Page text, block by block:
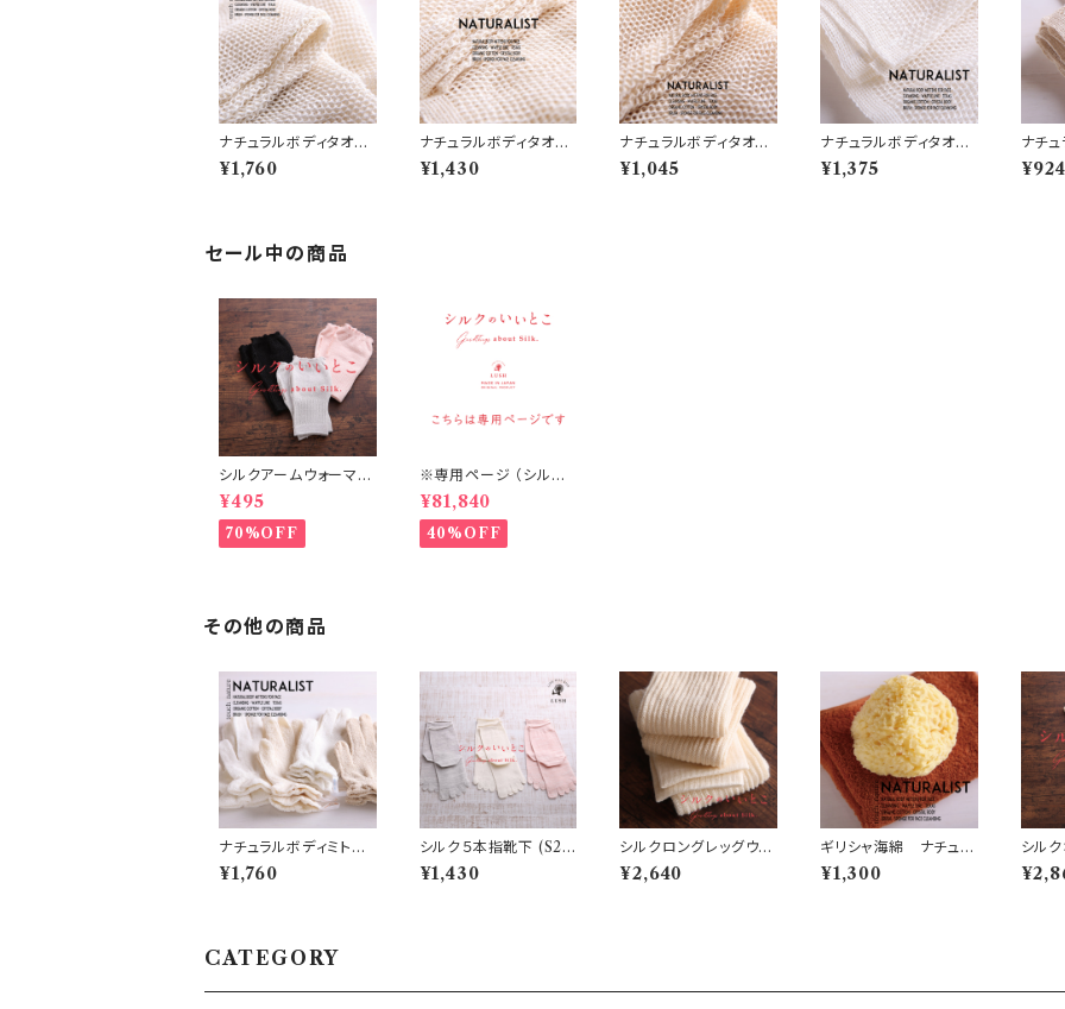
ナチュラルボディタオ
ル 絹 (N1)
¥1,760
ナチュラルボディタオ
ル 絹・綿 (N2)
¥1,430
ナチュラルボディタオ
ル 綿 (N5)
¥1,045
ナチュラルボディタオ
ル 麻 (N3)
¥1,375
ナチ
ル 麻
¥924
セール中の商品
シルクアームウォーマー
（S5/S6/S7）
¥495
70%OFF
※専用ページ （シルク
フィット腹巻丈36㎝ チ
ャコール 20個・他）
¥81,840
40%OFF
その他の商品
ナチュラルボディミト
ン 絹 (N6)
¥1,760
シルク５本指靴下 (S2
8/S29/S30)
¥1,430
シルクロングレッグウォ
ーマー (S27)
¥2,640
ギリシャ海綿 ナチュラ
ルスポンジ・Sサイズ (N
13)
¥1,300
シル
CATEGORY